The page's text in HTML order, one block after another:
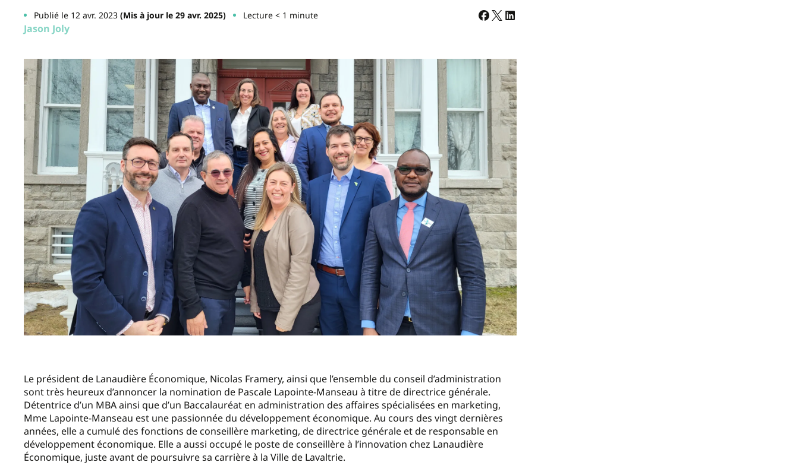
Publié le 12 avr. 2023(Mis à jour le 29 avr. 2025) Lecture < 1 minute
Jason Joly
Le président de Lanaudière Économique, Nicolas Framery, ainsi que l’ensemble du conseil d’administration
sont très heureux d’annoncer la nomination de Pascale Lapointe-Manseau à titre de directrice générale.
Détentrice d’un MBA ainsi que d’un Baccalauréat en administration des affaires spécialisées en marketing,
Mme Lapointe-Manseau est une passionnée du développement économique. Au cours des vingt dernières
années, elle a cumulé des fonctions de conseillère marketing, de directrice générale et de responsable en
développement économique. Elle a aussi occupé le poste de conseillère à l’innovation chez Lanaudière
Économique, juste avant de poursuivre sa carrière à la Ville de Lavaltrie.